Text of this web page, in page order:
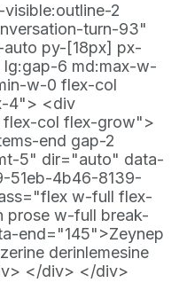
2
turn-93"
py-[18px] px-
6 md:max-w-
w-0 flex-col
4"> <div
col flex-grow">
end gap-2
5" dir="auto" data-
51eb-4b46-8139-
w-full flex-
prose w-full break-
end="145">Zeynep
derinlemesine
</div> </div>